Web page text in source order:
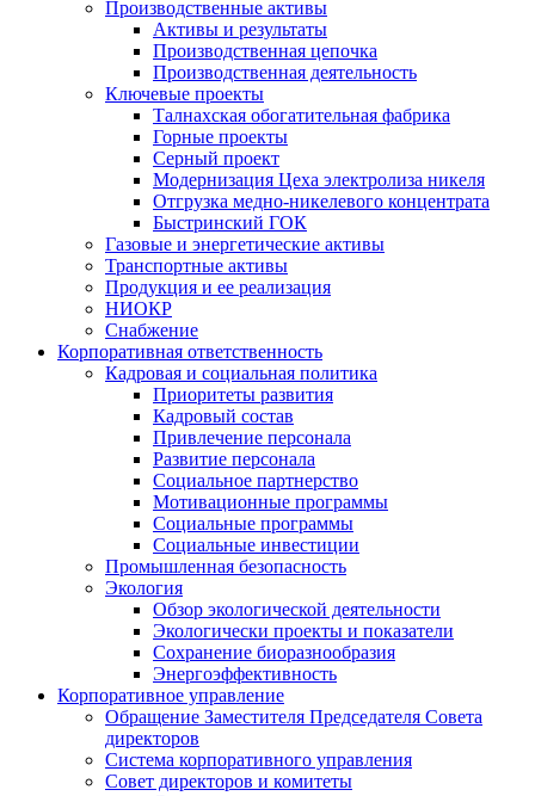
Производственные активы
Активы и результаты
Производственная цепочка
Производственная деятельность
Ключевые проекты
Талнахская обогатительная фабрика
Горные проекты
Серный проект
Модернизация Цеха электролиза никеля
Отгрузка медно-никелевого концентрата
Быстринский ГОК
Газовые и энергетические активы
Транспортные активы
Продукция и ее реализация
НИОКР
Снабжение
Корпоративная ответственность
Кадровая и социальная политика
Приоритеты развития
Кадровый состав
Привлечение персонала
Развитие персонала
Социальное партнерство
Мотивационные программы
Социальные программы
Социальные инвестиции
Промышленная безопасность
Экология
Обзор экологической деятельности
Экологически проекты и показатели
Сохранение биоразнообразия
Энергоэффективность
Корпоративное управление
Обращение Заместителя Председателя Совета
директоров
Система корпоративного управления
Совет директоров и комитеты